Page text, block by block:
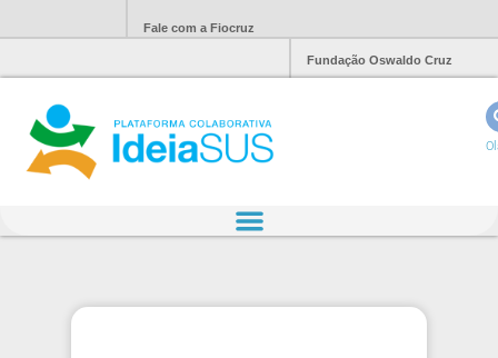
Fale com a Fiocruz
Fundação Oswaldo Cruz